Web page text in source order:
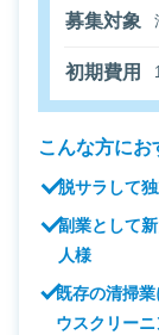
募集対象
初期費用
こんな方にお
脱サラして
副業として
人様
既存の清掃
ウスクリー